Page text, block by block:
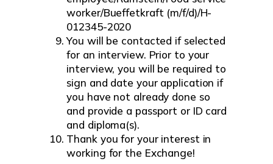
worker/Bueffetkraft (m/f/d)/H-
012345-2020
You will be contacted if selected
for an interview. Prior to your
interview, you will be required to
sign and date your application if
you have not already done so
and provide a passport or ID card
and diploma(s).
Thank you for your interest in
working for the Exchange!